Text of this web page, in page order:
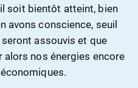
soit bientôt atteint, bien
avons conscience, seuil
assouvis et que
nos énergies encore